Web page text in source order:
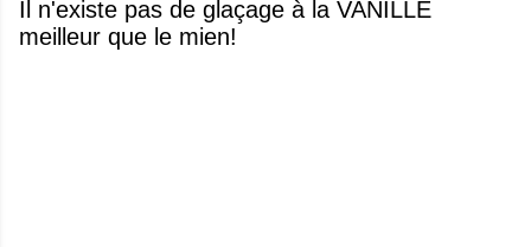
Il n'existe pas de glaçage à la VANILLE
meilleur que le mien!